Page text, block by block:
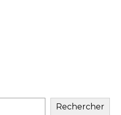
Rechercher